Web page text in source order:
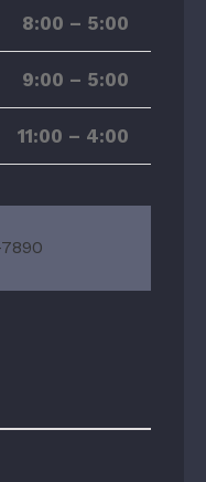
8:00 – 5:00
9:00 – 5:00
11:00 – 4:00